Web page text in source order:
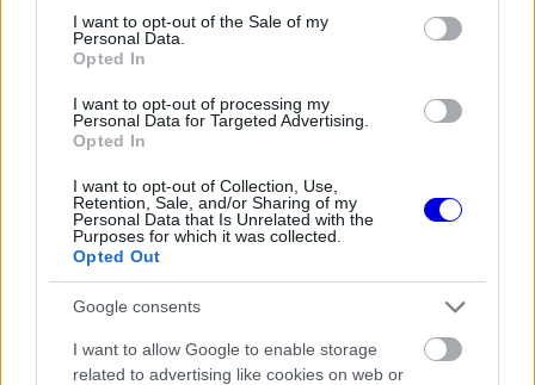
consent section.
I want to opt-out of the Sale of my
Personal Data.
Opted In
I want to opt-out of processing my
Personal Data for Targeted Advertising.
Opted In
I want to opt-out of Collection, Use,
Retention, Sale, and/or Sharing of my
Personal Data that Is Unrelated with the
Purposes for which it was collected.
Opted Out
Google consents
I want to allow Google to enable storage
related to advertising like cookies on web or
Video
Player
This
window.
The media could not be loaded, either because
the server or network failed or because the format
nyilatkozott arról, hogy milyen versenyeken